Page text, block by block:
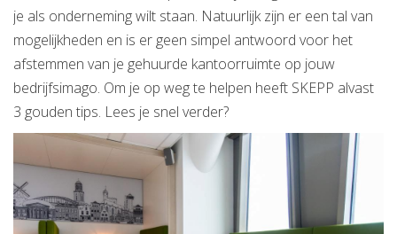
je als onderneming wilt staan. Natuurlijk zijn er een tal van
mogelijkheden en is er geen simpel antwoord voor het
afstemmen van je gehuurde kantoorruimte op jouw
bedrijfsimago. Om je op weg te helpen heeft SKEPP alvast
3 gouden tips. Lees je snel verder?